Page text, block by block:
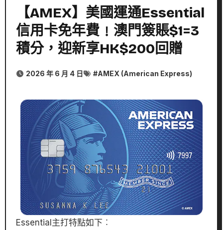
【AMEX】美國運通Essential
信用卡免年費﹗澳門簽賬$1=3
積分，迎新享HK$200回贈
2026 年 6 月 4 日 #AMEX (American Express)
Essential主打特點如下︰